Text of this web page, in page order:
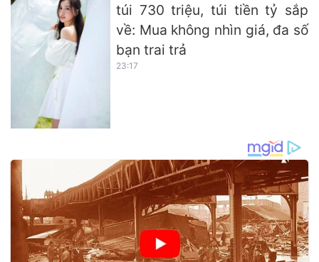
túi 730 triệu, túi tiền tỷ sắp
về: Mua không nhìn giá, đa số
bạn trai trả
23:17